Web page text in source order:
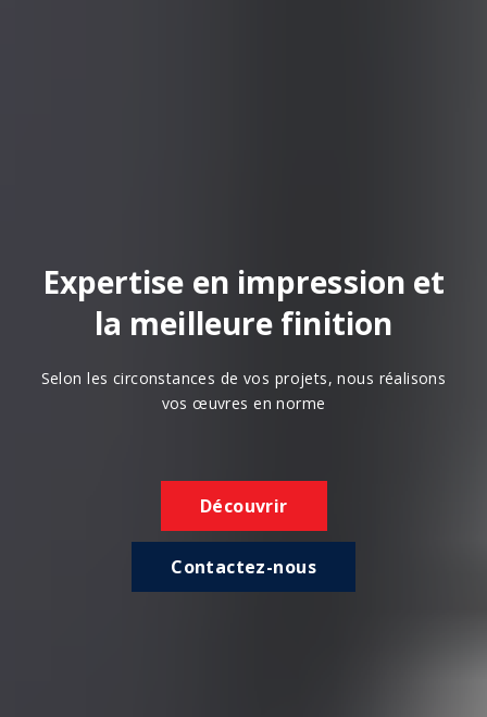
Expertise en impression et
la meilleure finition
Selon les circonstances de vos projets, nous réalisons
vos œuvres en norme
Découvrir
Contactez-nous